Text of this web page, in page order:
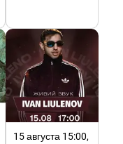
15 августа 15:00,